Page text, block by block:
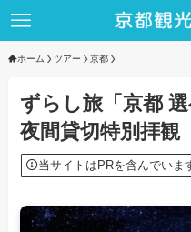
ホーム ツアー 京都
ずらし旅「京都
夜間貸切特別拝観
当サイトはPRを含んでいま